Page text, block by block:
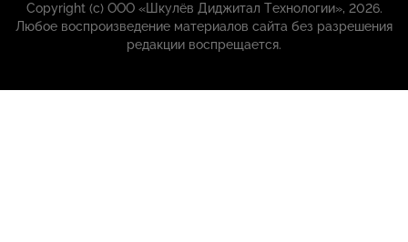
Copyright (с) ООО «Шкулёв Диджитал Технологии», 2026.
Любое воспроизведение материалов сайта без разрешения
редакции воспрещается.